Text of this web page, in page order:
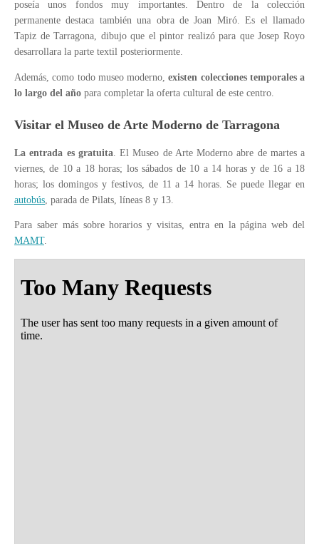
poseía unos fondos muy importantes. Dentro de la colección
permanente destaca también una obra de Joan Miró. Es el llamado
Tapiz de Tarragona, dibujo que el pintor realizó para que Josep Royo
desarrollara la parte textil posteriormente.
Además, como todo museo moderno,existen colecciones temporales a
lo largo del año para completar la oferta cultural de este centro.
Visitar el Museo de Arte Moderno de Tarragona
La entrada es gratuita . El Museo de Arte Moderno abre de martes a
viernes, de 10 a 18 horas; los sábados de 10 a 14 horas y de 16 a 18
horas; los domingos y festivos, de 11 a 14 horas. Se puede llegar en
autobús , parada de Pilats, líneas 8 y 13.
Para saber más sobre horarios y visitas, entra en la página web del
MAMT.